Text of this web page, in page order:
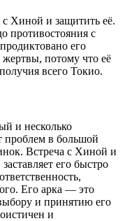
Хиной и защитить её.
противостояния с
его
потому что её
всего Токио.
и несколько
проблем в большой
Встреча с Хиной и
его быстро
Его арка — это
и принятию его
и